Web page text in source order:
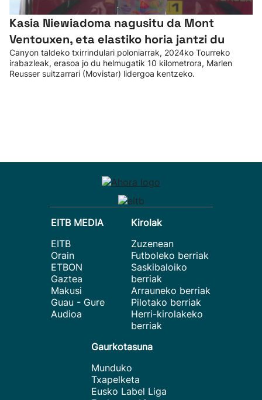
Kasia Niewiadoma nagusitu da Mont
Ventouxen, eta elastiko horia jantzi du
Canyon taldeko txirrindulari poloniarrak, 2024ko Tourreko
irabazleak, erasoa jo du helmugatik 10 kilometrora, Marlen
Reusser suitzarrari (Movistar) lidergoa kentzeko.
EITB MEDIA
EITB
Orain
ETBON
Gaztea
Makusi
Guau - Gure
Audioa
Kirolak
Zuzenean
Futboleko berriak
Saskibaloiko
berriak
Arrauneko berriak
Pilotako berriak
Herri-kirolakeko
berriak
Gaurkotasuna
Munduko
Txapelketa
Eusko Label Liga